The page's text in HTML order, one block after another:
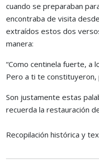
cuando se preparaban
encontraba de visita
extraídos estos dos
manera:
“Como centinela fuerte, a
Pero a ti te constituyeron,
Son justamente estas
recuerda la restauración
Recopilación histórica y